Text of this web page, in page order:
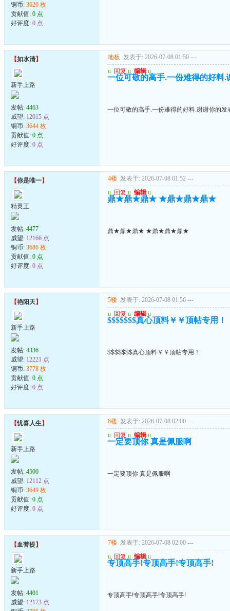
铜币: 3620 枚
贡献值: 0 点
好评度: 0 点
【如水清】
新手上路
发帖: 4463
威望: 12015 点
铜币: 3644 枚
贡献值: 0 点
好评度: 0 点
地板 发表于: 2026-07-08 01:50 ---
u 回复 u 编辑 u
一位可敬的高手.一份难得的好料.
一位可敬的高手.一份难得的好料.谢谢你的发
【你是唯一】
精灵王
发帖: 4477
威望: 12166 点
铜币: 3686 枚
贡献值: 0 点
好评度: 0 点
4楼 发表于: 2026-07-08 01:52 ---
u 回复 u 编辑 u
鼎★鼎★鼎★ ★鼎★鼎★鼎★
鼎★鼎★鼎★ ★鼎★鼎★鼎★
【艳阳天】
新手上路
发帖: 4336
威望: 12221 点
铜币: 3778 枚
贡献值: 0 点
好评度: 0 点
5楼 发表于: 2026-07-08 01:56 ---
u 回复 u 编辑 u
$$$$$$$真心顶料￥￥顶帖专用！
$$$$$$$真心顶料￥￥顶帖专用！
【忧喜人生】
新手上路
发帖: 4500
威望: 12112 点
铜币: 3649 枚
贡献值: 0 点
好评度: 0 点
6楼 发表于: 2026-07-08 02:00 ---
u 回复 u 编辑 u
一定要顶你 真是佩服啊
一定要顶你 真是佩服啊
【血菩提】
新手上路
发帖: 4401
威望: 12173 点
7楼 发表于: 2026-07-08 02:00 ---
u 回复 u 编辑 u
专顶高手!专顶高手!专顶高手!
专顶高手!专顶高手!专顶高手!